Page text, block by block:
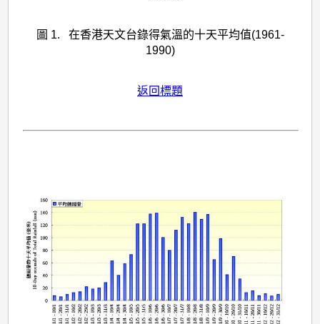
圖 1. 在香港天文台錄得氣溫的十天平均值(1961-
1990)
返回標題